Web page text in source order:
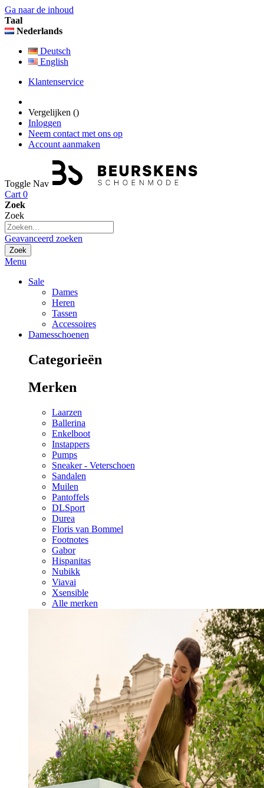
Ga naar de inhoud
Taal
Nederlands
Deutsch
English
Klantenservice
Vergelijken ()
Inloggen
Neem contact met ons op
Account aanmaken
Toggle Nav
Cart 0
Zoek
Zoek
Geavanceerd zoeken
Zoek
Menu
Sale
Dames
Heren
Tassen
Accessoires
Damesschoenen
Categorieën
Merken
Laarzen
Ballerina
Enkelboot
Instappers
Pumps
Sneaker - Veterschoen
Sandalen
Muilen
Pantoffels
DLSport
Durea
Floris van Bommel
Footnotes
Gabor
Hispanitas
Nubikk
Viavai
Xsensible
Alle merken